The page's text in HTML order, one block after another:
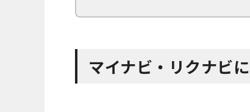
マイナビ・リクナビ